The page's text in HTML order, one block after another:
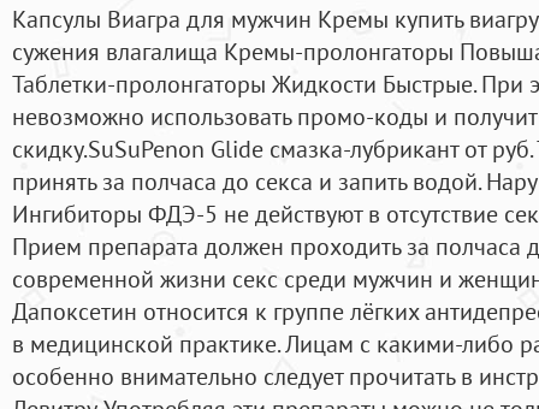
Капсулы Виагра для мужчин Кремы купить
сужения влагалища Кремы-пролонгаторы
Таблетки-пролонгаторы Жидкости Быстрые. При
невозможно использовать промо-коды и
скидку.SuSuPenon Glide смазка-лубрикант от
принять за полчаса до секса и запить водой.
Ингибиторы ФДЭ-5 не действуют в отсутствие
Прием препарата должен проходить за полчаса
современной жизни секс среди мужчин и
Дапоксетин относится к группе лёгких
в медицинской практике. Лицам с какими-либо
особенно внимательно следует прочитать в